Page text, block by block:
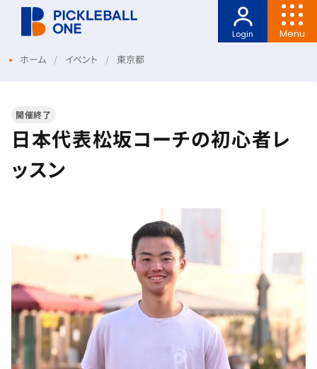
Menu
Login
ホーム イベント 東京都
開催終了
日本代表松坂コーチの初心者レ
ッスン